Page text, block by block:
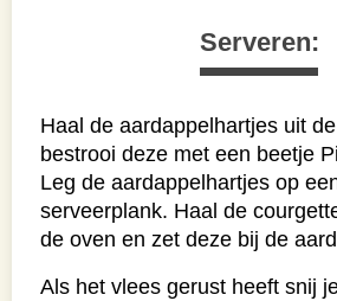
Serveren:
Haal de aardappelhartjes uit
bestrooi deze met een beetje
Leg de aardappelhartjes op
serveerplank. Haal de
de oven en zet deze bij de
Als het vlees gerust heeft snij